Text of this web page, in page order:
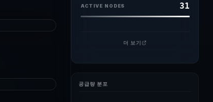
ACTIVE NODES 31
더 보기
공급량 분포